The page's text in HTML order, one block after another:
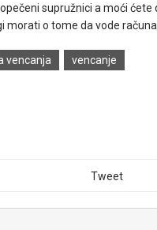
supružnici a moći ćete
morati o tome da vode računa.
vencanja vencanje
Tweet